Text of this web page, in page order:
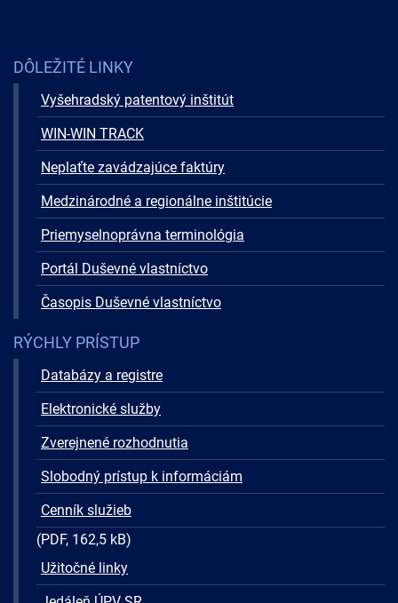
DÔLEŽITÉ LINKY
Vyšehradský patentový inštitút
WIN-WIN TRACK
Neplaťte zavádzajúce faktúry
Medzinárodné a regionálne inštitúcie
Priemyselnoprávna terminológia
Portál Duševné vlastníctvo
Časopis Duševné vlastníctvo
RÝCHLY PRÍSTUP
Databázy a registre
Elektronické služby
Zverejnené rozhodnutia
Slobodný prístup k informáciám
Cenník služieb
(PDF, 162,5 kB)
Užitočné linky